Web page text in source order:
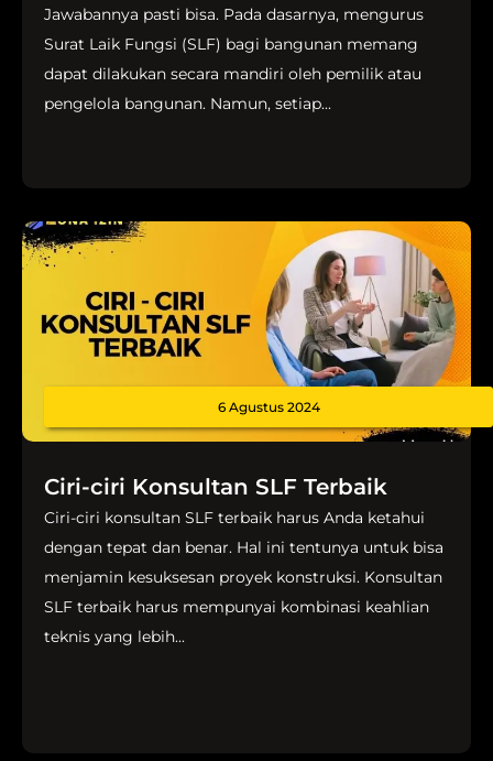
Jawabannya pasti bisa. Pada dasarnya, mengurus
Surat Laik Fungsi (SLF) bagi bangunan memang
dapat dilakukan secara mandiri oleh pemilik atau
pengelola bangunan. Namun, setiap...
6 Agustus 2024
Ciri-ciri Konsultan SLF Terbaik
Ciri-ciri konsultan SLF terbaik harus Anda ketahui
dengan tepat dan benar. Hal ini tentunya untuk bisa
menjamin kesuksesan proyek konstruksi. Konsultan
SLF terbaik harus mempunyai kombinasi keahlian
teknis yang lebih...